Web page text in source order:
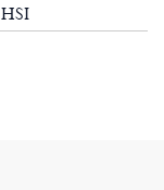
HSI